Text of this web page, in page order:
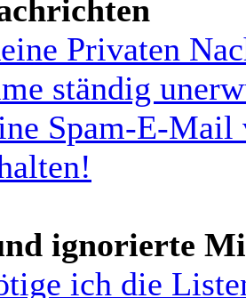
Privaten
ständig
Spam-E-
ignorierte
ich die